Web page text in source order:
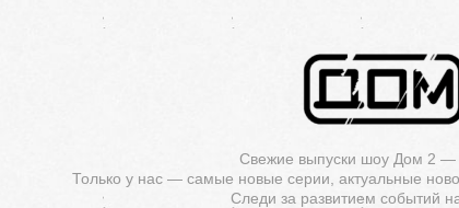
Свежие выпуски шоу Дом 2 —
Только у нас — самые новые серии, актуальные
Следи за развитием событий